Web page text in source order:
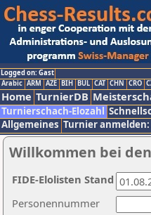
Logged on: Gast
Arabic ARM AZE BIH BUL CAT CHN CRO
Home TurnierDB
Turnierschach-Elozahl
Allgemeines Turnier anmelden:
Willkommen bei
Personennummer
FIDE-Elolisten Stand